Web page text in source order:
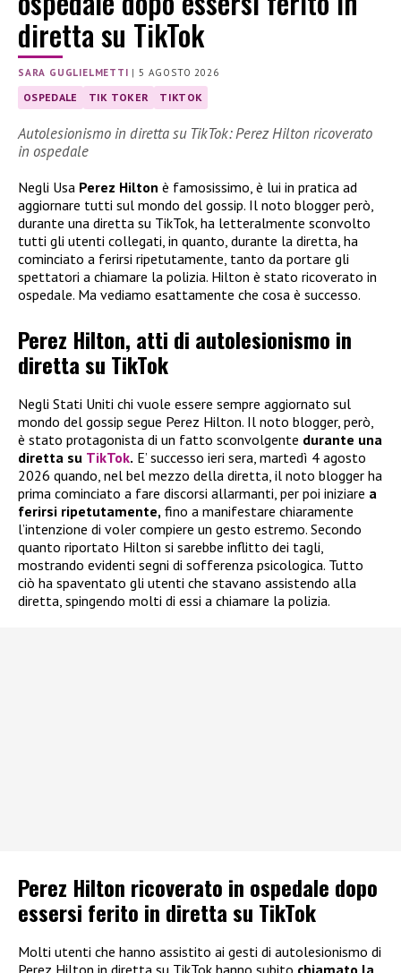
diretta su TikTok
SARA GUGLIELMETTI | 5 AGOSTO 2026
OSPEDALE TIK TOKER TIKTOK
Autolesionismo in diretta su TikTok: Perez Hilton ricoverato
in ospedale
Negli Usa Perez Hilton è famosissimo, è lui in pratica ad
aggiornare tutti sul mondo del gossip. Il noto blogger però,
durante una diretta su TikTok, ha letteralmente sconvolto
tutti gli utenti collegati, in quanto, durante la diretta, ha
cominciato a ferirsi ripetutamente, tanto da portare gli
spettatori a chiamare la polizia. Hilton è stato ricoverato in
ospedale. Ma vediamo esattamente che cosa è successo.
Perez Hilton, atti di autolesionismo in
diretta su TikTok
Negli Stati Uniti chi vuole essere sempre aggiornato sul
mondo del gossip segue Perez Hilton. Il noto blogger, però,
è stato protagonista di un fatto sconvolgente durante una
diretta su TikTok. E’ successo ieri sera, martedì 4 agosto
2026 quando, nel bel mezzo della diretta, il noto blogger ha
prima cominciato a fare discorsi allarmanti, per poi iniziare a
ferirsi ripetutamente, fino a manifestare chiaramente
l’intenzione di voler compiere un gesto estremo. Secondo
quanto riportato Hilton si sarebbe inflitto dei tagli,
mostrando evidenti segni di sofferenza psicologica. Tutto
ciò ha spaventato gli utenti che stavano assistendo alla
diretta, spingendo molti di essi a chiamare la polizia.
Perez Hilton ricoverato in ospedale dopo
essersi ferito in diretta su TikTok
Molti utenti che hanno assistito ai gesti di autolesionismo di